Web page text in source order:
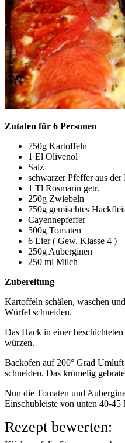
Zutaten für 6 Personen
750g Kartoffeln
1 El Olivenöl
Salz
schwarzer Pfeffer aus der
1 Tl Rosmarin getr.
250g Zwiebeln
750g gemischtes
Cayennepfeffer
500g Tomaten
6 Eier ( Gew. Klasse 4 )
250g Auberginen
250 ml Milch
Zubereitung
Kartoffeln schälen, waschen
Würfel schneiden.
Das Hack in einer
würzen.
Backofen auf 200° Grad
schneiden. Das krümelig
Nun die Tomaten und
Einschubleiste von unten 40-45
Rezept bewerten: